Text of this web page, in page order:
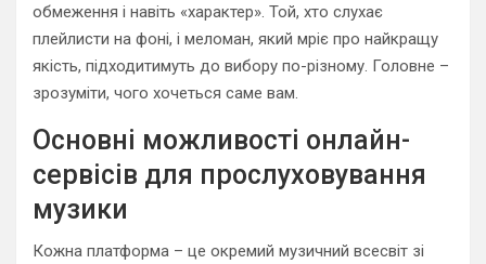
обмеження і навіть «характер». Той, хто слухає
плейлисти на фоні, і меломан, який мріє про найкращу
якість, підходитимуть до вибору по-різному. Головне –
зрозуміти, чого хочеться саме вам.
Основні можливості онлайн-
сервісів для прослуховування
музики
Кожна платформа – це окремий музичний всесвіт зі